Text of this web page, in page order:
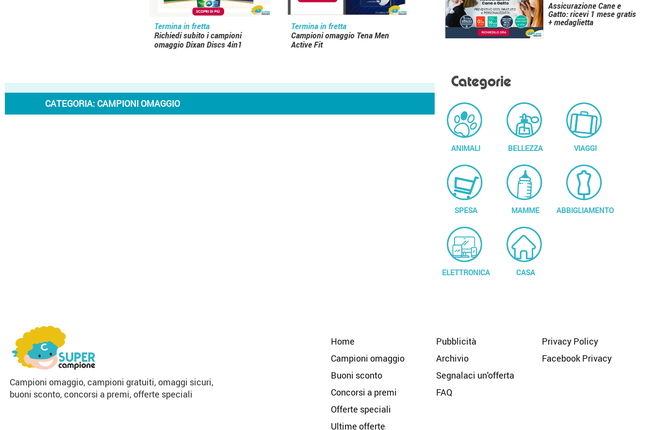
Termina in fretta
Richiedi subito i campioni
omaggio Dixan Discs 4in1
Termina in fretta
Campioni omaggio Tena Men
Active Fit
CATEGORIA: CAMPIONI OMAGGIO
Assicurazione Cane e
Gatto: ricevi 1 mese gratis
+ medaglietta
Categorie
ANIMALI BELLEZZA VIAGGI
SPESA MAMME ABBIGLIAMENTO
ELETTRONICA CASA
Campioni omaggio, campioni gratuiti, omaggi sicuri,
buoni sconto, concorsi a premi, offerte speciali
Home
Campioni omaggio
Buoni sconto
Concorsi a premi
Offerte speciali
Ultime offerte
Pubblicità
Archivio
Segnalaci un'offerta
FAQ
Privacy Policy
Facebook Privacy